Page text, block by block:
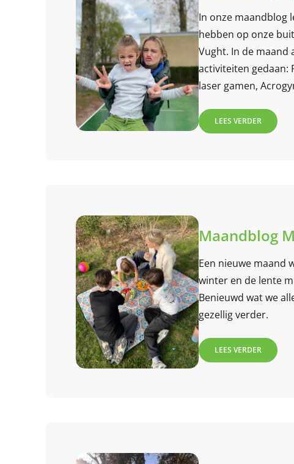
In onze maandblog
hebben op onze
Vught. In de maand
activiteiten gedaan:
laser gamen,
LEES VERDER
Maandblog
Een nieuwe maand
winter en de lente
Benieuwd wat we
gezellig verder.
LEES VERDER